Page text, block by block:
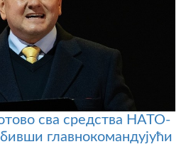
сва средства НАТО-
главнокомандујући